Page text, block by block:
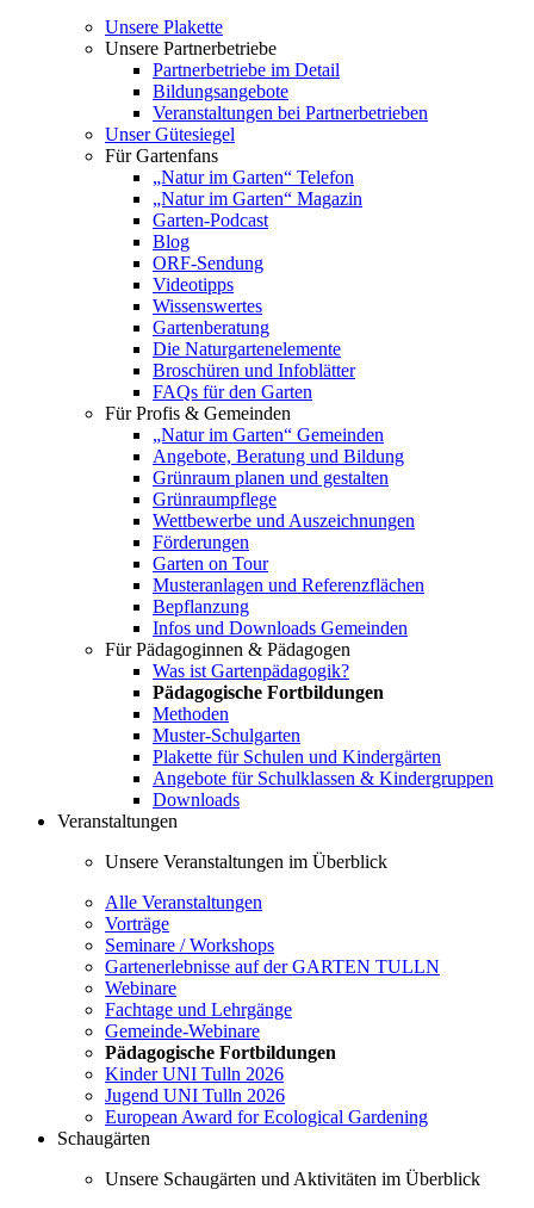
Unsere Plakette
Unsere Partnerbetriebe
Partnerbetriebe im Detail
Bildungsangebote
Veranstaltungen bei Partnerbetrieben
Unser Gütesiegel
Für Gartenfans
„Natur im Garten“ Telefon
„Natur im Garten“ Magazin
Garten-Podcast
Blog
ORF-Sendung
Videotipps
Wissenswertes
Gartenberatung
Die Naturgartenelemente
Broschüren und Infoblätter
FAQs für den Garten
Für Profis & Gemeinden
„Natur im Garten“ Gemeinden
Angebote, Beratung und Bildung
Grünraum planen und gestalten
Grünraumpflege
Wettbewerbe und Auszeichnungen
Förderungen
Garten on Tour
Musteranlagen und Referenzflächen
Bepflanzung
Infos und Downloads Gemeinden
Für Pädagoginnen & Pädagogen
Was ist Gartenpädagogik?
Pädagogische Fortbildungen
Methoden
Muster-Schulgarten
Plakette für Schulen und Kindergärten
Angebote für Schulklassen & Kindergruppen
Downloads
Veranstaltungen
Unsere Veranstaltungen im Überblick
Alle Veranstaltungen
Vorträge
Seminare / Workshops
Gartenerlebnisse auf der GARTEN TULLN
Webinare
Fachtage und Lehrgänge
Gemeinde-Webinare
Pädagogische Fortbildungen
Kinder UNI Tulln 2026
Jugend UNI Tulln 2026
European Award for Ecological Gardening
Schaugärten
Unsere Schaugärten und Aktivitäten im Überblick